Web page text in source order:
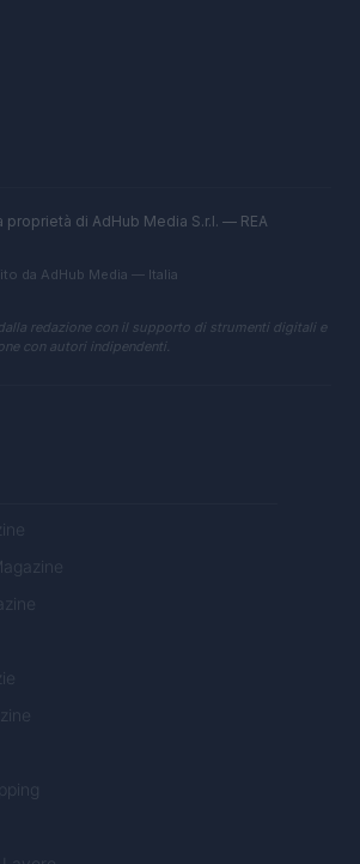
proprietà di AdHub Media S.r.l. — REA
da AdHub Media — Italia
redazione con il supporto di strumenti digitali e
con autori indipendenti.